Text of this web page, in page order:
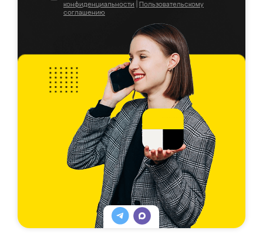
конфиденциальности
Пользовательскому
соглашению